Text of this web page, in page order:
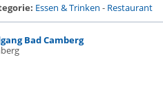
Essen & Trinken - Restaurant
Bad Camberg